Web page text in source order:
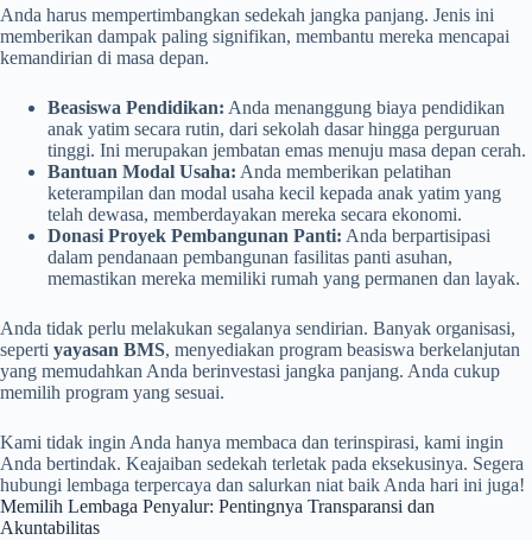
Anda harus mempertimbangkan sedekah jangka panjang. Jenis ini
memberikan dampak paling signifikan, membantu mereka mencapai
kemandirian di masa depan.
Beasiswa Pendidikan: Anda menanggung biaya pendidikan
anak yatim secara rutin, dari sekolah dasar hingga perguruan
tinggi. Ini merupakan jembatan emas menuju masa depan cerah.
Bantuan Modal Usaha: Anda memberikan pelatihan
keterampilan dan modal usaha kecil kepada anak yatim yang
telah dewasa, memberdayakan mereka secara ekonomi.
Donasi Proyek Pembangunan Panti: Anda berpartisipasi
dalam pendanaan pembangunan fasilitas panti asuhan,
memastikan mereka memiliki rumah yang permanen dan layak.
Anda tidak perlu melakukan segalanya sendirian. Banyak organisasi,
seperti yayasan BMS, menyediakan program beasiswa berkelanjutan
yang memudahkan Anda berinvestasi jangka panjang. Anda cukup
memilih program yang sesuai.
Kami tidak ingin Anda hanya membaca dan terinspirasi, kami ingin
Anda bertindak. Keajaiban sedekah terletak pada eksekusinya. Segera
hubungi lembaga terpercaya dan salurkan niat baik Anda hari ini juga!
Memilih Lembaga Penyalur: Pentingnya Transparansi dan
Akuntabilitas